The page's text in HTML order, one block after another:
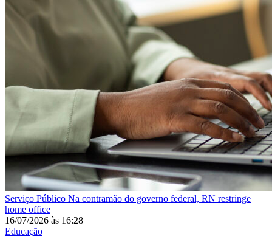
Serviço Público Na contramão do governo federal, RN restringe
home office
16/07/2026 às 16:28
Educação